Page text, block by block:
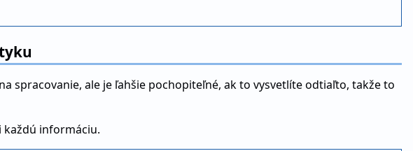
spracovanie, ale je ľahšie pochopiteľné, ak to vysvetlíte odtiaľto, takže to
každú informáciu.